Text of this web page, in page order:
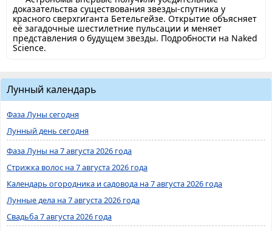
доказательства существования звезды-спутника у
красного сверхгиганта Бетельгейзе. Открытие объясняет
её загадочные шестилетние пульсации и меняет
представления о будущем звезды. Подробности на Naked
Science.
Лунный календарь
Фаза Луны сегодня
Лунный день сегодня
Фаза Луны на 7 августа 2026 года
Стрижка волос на 7 августа 2026 года
Календарь огородника и садовода на 7 августа 2026 года
Лунные дела на 7 августа 2026 года
Свадьба 7 августа 2026 года